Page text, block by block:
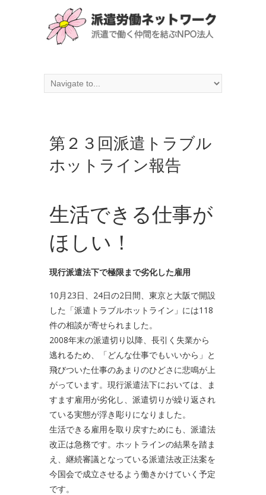
第２３回派遣トラブル
ホットライン報告
生活できる仕事が
ほしい！
現行派遣法下で極限まで劣化した雇用
10月23日、24日の2日間、東京と大阪で開設
した「派遣トラブルホットライン」には118
件の相談が寄せられました。
2008年末の派遣切り以降、長引く失業から
逃れるため、「どんな仕事でもいいから」と
飛びついた仕事のあまりのひどさに悲鳴が上
がっています。現行派遣法下においては、ま
すます雇用が劣化し、派遣切りが繰り返され
ている実態が浮き彫りになりました。
生活できる雇用を取り戻すためにも、派遣法
改正は急務です。ホットラインの結果を踏ま
え、継続審議となっている派遣法改正法案を
今国会で成立させるよう働きかけていく予定
です。